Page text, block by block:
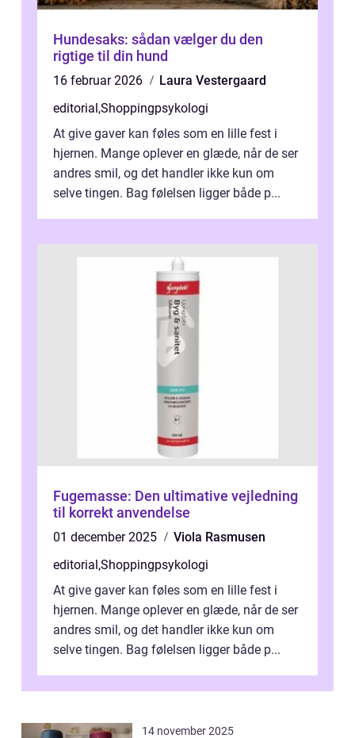
Hundesaks: sådan vælger du den
rigtige til din hund
16 februar 2026
Laura Vestergaard
editorial,Shoppingpsykologi
At give gaver kan føles som en lille fest i
hjernen. Mange oplever en glæde, når de ser
andres smil, og det handler ikke kun om
selve tingen. Bag følelsen ligger både p...
Fugemasse: Den ultimative vejledning
til korrekt anvendelse
01 december 2025
Viola Rasmusen
editorial,Shoppingpsykologi
At give gaver kan føles som en lille fest i
hjernen. Mange oplever en glæde, når de ser
andres smil, og det handler ikke kun om
selve tingen. Bag følelsen ligger både p...
14 november 2025